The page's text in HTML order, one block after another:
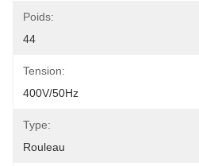
Poids:
44
Tension:
400V/50Hz
Type:
Rouleau